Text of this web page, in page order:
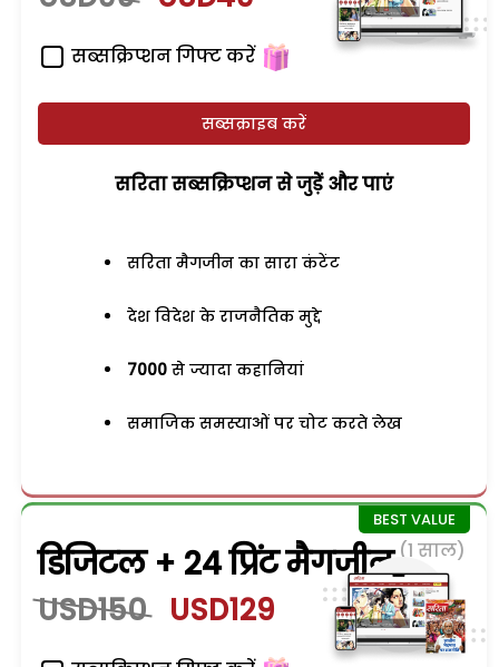
सब्सक्रिप्शन गिफ्ट करें
सब्सक्राइब करें
सरिता सब्सक्रिप्शन से जुड़ेें और पाएं
सरिता मैगजीन का सारा कंटेंट
देश विदेश के राजनैतिक मुद्दे
7000 से ज्यादा कहानियां
समाजिक समस्याओं पर चोट करते लेख
डिजिटल + 24 प्रिंट मैगजीन (1 साल)
USD150 USD129